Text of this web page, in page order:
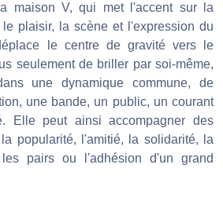
maison V, qui met l'accent sur la
le plaisir, la scène et l'expression du
le centre de gravité vers le
seulement de briller par soi-même,
une dynamique commune, de
une bande, un public, un courant
Elle peut ainsi accompagner des
popularité, l'amitié, la solidarité, la
les pairs ou l'adhésion d'un grand